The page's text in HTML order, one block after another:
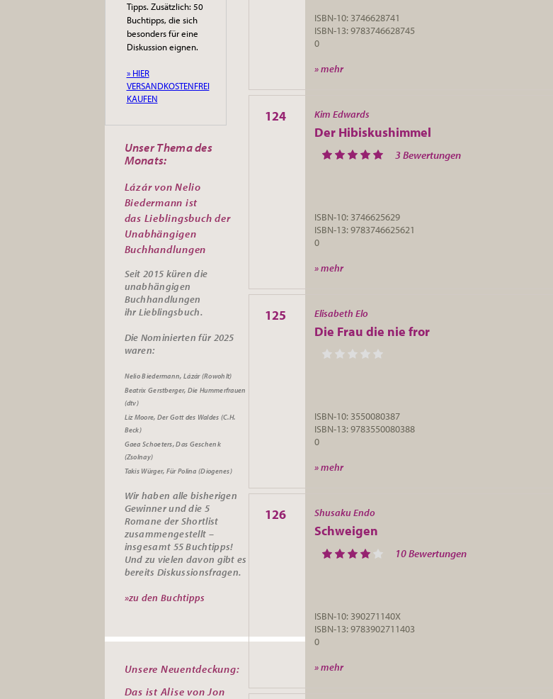
ISBN-10: 3746628741
ISBN-13: 9783746628745
0
» mehr
124 Kim Edwards
Der Hibiskushimmel
3 Bewertungen
ISBN-10: 3746625629
ISBN-13: 9783746625621
0
» mehr
125 Elisabeth Elo
Die Frau die nie fror
ISBN-10: 3550080387
ISBN-13: 9783550080388
0
» mehr
126 Shusaku Endo
Schweigen
10 Bewertungen
ISBN-10: 390271140X
ISBN-13: 9783902711403
0
» mehr
Tipps. Zusätzlich: 50
Buchtipps, die sich
besonders für eine
Diskussion eignen.
» HIER
VERSANDKOSTENFREI
KAUFEN
Unser Thema des
Monats:
Lázár von Nelio
Biedermann ist
das Lieblingsbuch der
Unabhängigen
Buchhandlungen
Seit 2015 küren die
unabhängigen
Buchhandlungen
ihr Lieblingsbuch.
Die Nominierten für 2025
waren:
Nelio Biedermann, Lázár (Rowohlt)
Beatrix Gerstberger, Die Hummerfrauen
(dtv)
Liz Moore, Der Gott des Waldes (C.H.
Beck)
Gaea Schoeters, Das Geschenk
(Zsolnay)
Takis Würger, Für Polina (Diogenes)
Wir haben alle bisherigen
Gewinner und die 5
Romane der Shortlist
zusammengestellt –
insgesamt 55Buchtipps!
Und zu vielen davon gibt es
bereits Diskussionsfragen.
»zu den Buchtipps
Unsere Neuentdeckung:
Das ist Alise von Jon